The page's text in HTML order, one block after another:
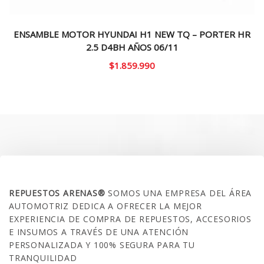
ENSAMBLE MOTOR HYUNDAI H1 NEW TQ – PORTER HR
2.5 D4BH AÑOS 06/11
$1.859.990
REPUESTOS ARENAS®SOMOS UNA EMPRESA DEL ÁREA
AUTOMOTRIZ DEDICA A OFRECER LA MEJOR
EXPERIENCIA DE COMPRA DE REPUESTOS, ACCESORIOS
E INSUMOS A TRAVÉS DE UNA ATENCIÓN
PERSONALIZADA Y 100% SEGURA PARA TU
TRANQUILIDAD